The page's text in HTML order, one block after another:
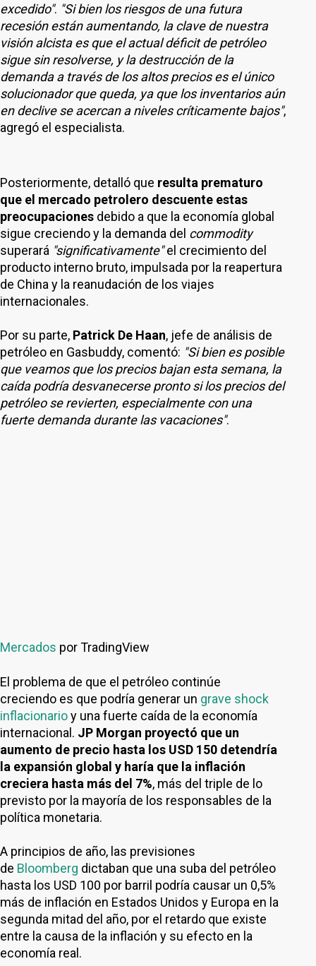
excedido". "Si bien los riesgos de una futura
recesión están aumentando, la clave de nuestra
visión alcista es que el actual déficit de petróleo
sigue sin resolverse, y la destrucción de la
demanda a través de los altos precios es el único
solucionador que queda, ya que los inventarios aún
en declive se acercan a niveles críticamente bajos",
agregó el especialista.
Posteriormente, detalló que resulta prematuro
que el mercado petrolero descuente estas
preocupaciones debido a que la economía global
sigue creciendo y la demanda del commodity
superará "significativamente"el crecimiento del
producto interno bruto, impulsada por la reapertura
de China y la reanudación de los viajes
internacionales.
Por su parte, Patrick De Haan, jefe de análisis de
petróleo en Gasbuddy, comentó: "Si bien es posible
que veamos que los precios bajan esta semana, la
caída podría desvanecerse pronto si los precios del
petróleo se revierten, especialmente con una
fuerte demanda durante las vacaciones".
Mercados por TradingView
El problema de que el petróleo continúe
creciendo es que podría generar un grave shock
inflacionarioy una fuerte caída de la economía
internacional. JP Morgan proyectó que un
aumento de precio hasta los USD 150 detendría
la expansión global y haría que la inflación
creciera hasta más del 7%, más del triple de lo
previsto por la mayoría de los responsables de la
política monetaria.
A principios de año, las previsiones
de Bloomberg dictaban que una suba del petróleo
hasta los USD 100 por barril podría causar un 0,5%
más de inflación en Estados Unidos y Europa en la
segunda mitad del año, por el retardo que existe
entre la causa de la inflación y su efecto en la
economía real.